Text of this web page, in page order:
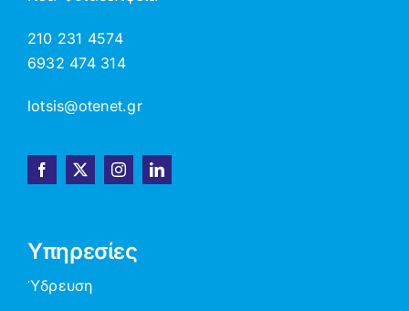
210 231 4574
6932 474 314
lotsis@otenet.gr
Υπηρεσίες
Ύδρευση